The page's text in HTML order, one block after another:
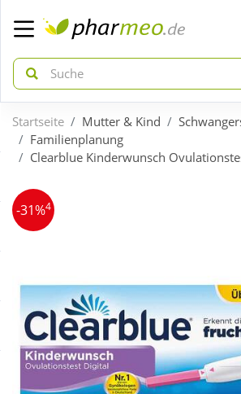
zurück
Aktuelle Coupons
Neuheiten
Sale
zurück
Arzneimittel
Diabetes
Körperpflege & Kosmetik
Startseite Mutter & Kind
Familienplanung
Clearblue Kinderwunsch
-31%4